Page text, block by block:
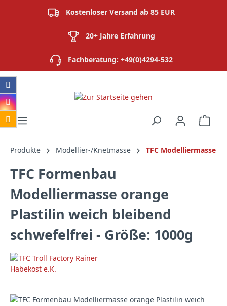
Kostenloser Versand ab 85 EUR
20+ Jahre Erfahrung
Fachberatung: +49(0)4294-532
Produkte Modellier-/Knetmasse TFC Modelliermasse
TFC Formenbau
Modelliermasse orange
Plastilin weich bleibend
schwefelfrei - Größe: 1000g
Bildergalerie überspringen